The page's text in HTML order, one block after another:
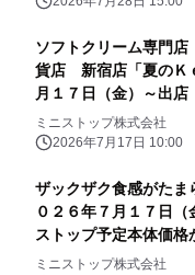
ソフトクリーム専門
貨店 新宿店「夏のＫ
月１７日（金）～出店
ミニストップ株式会社
2026年7月17日 10:00
ザックザク食感がたま
０２６年７月１７日
ストップ予定本体価格
ミニストップ株式会社